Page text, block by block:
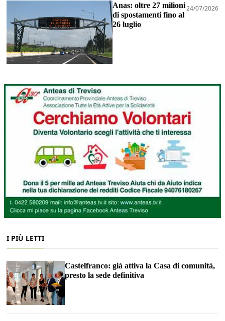
Anas: oltre 27 milioni
di spostamenti fino al
26 luglio
24/07/2026
I PIÙ LETTI
Castelfranco: già attiva la Casa di comunità,
presto la sede definitiva